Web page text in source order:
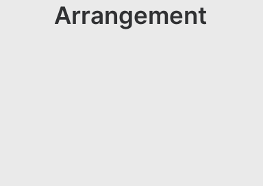
Arrangement